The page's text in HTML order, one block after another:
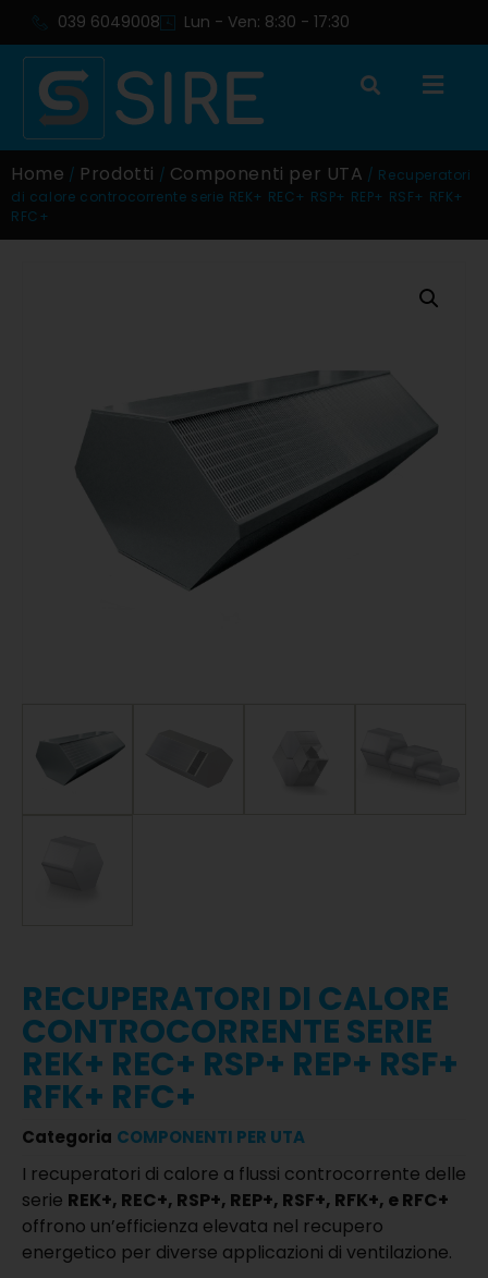
039 6049008 Lun - Ven: 8:30 - 17:30
Home / Prodotti / Componenti per UTA / Recuperatori
di calore controcorrente serie REK+ REC+ RSP+ REP+ RSF+ RFK+
RFC+
RECUPERATORI DI CALORE
CONTROCORRENTE SERIE
REK+ REC+ RSP+ REP+ RSF+
RFK+ RFC+
Categoria COMPONENTI PER UTA
I recuperatori di calore a flussi controcorrente delle
serie REK+, REC+, RSP+, REP+, RSF+, RFK+, e RFC+
offrono un’efficienza elevata nel recupero
energetico per diverse applicazioni di ventilazione.